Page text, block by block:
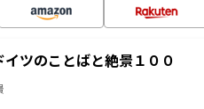
ツのことばと絶景１００